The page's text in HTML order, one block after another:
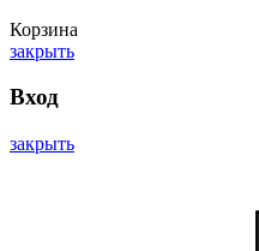
Корзина
закрыть
Вход
закрыть